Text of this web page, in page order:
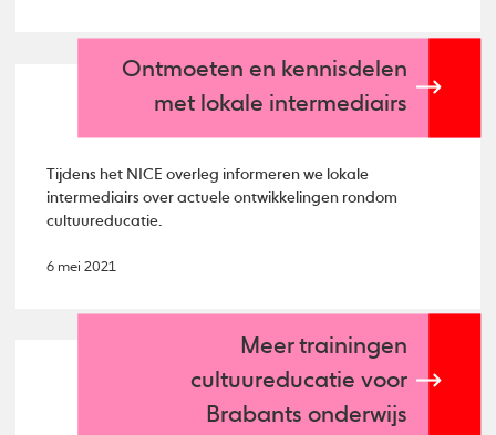
Ontmoeten en kennisdelen
met lokale intermediairs
Tijdens het NICE overleg informeren we lokale
intermediairs over actuele ontwikkelingen rondom
cultuureducatie.
6 mei 2021
Meer trainingen
cultuureducatie voor
Brabants onderwijs